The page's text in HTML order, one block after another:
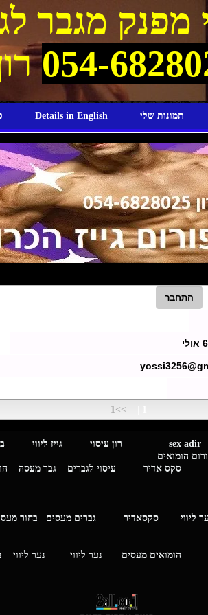
מפנק מגבר
054-
תמונות שלי Details in English
>>1
sex adir רון עיסוי גייז
הומואים
סקס אדיר עיסוי לגברים גבר מעסה
ליווי סקסאדיר גברים מעסים בחור
הומואים מעסים נער ליווי נער ליווי